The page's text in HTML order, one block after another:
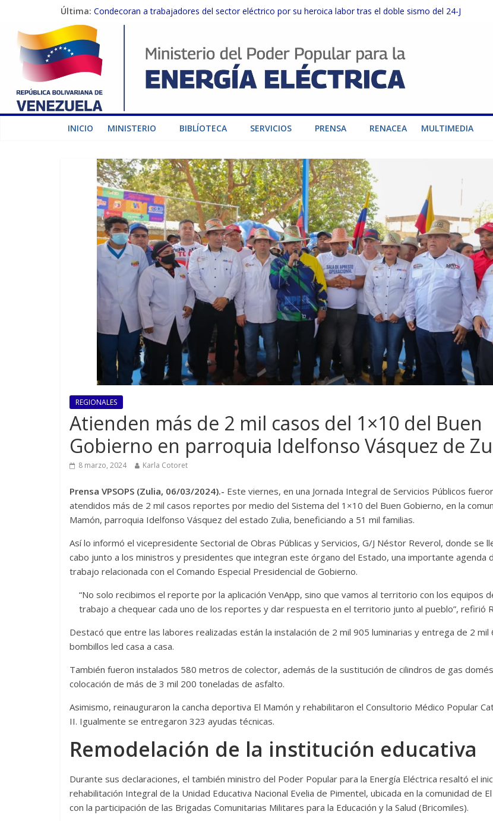
Última: Condecoran a trabajadores del sector eléctrico por su heroica labor tras el doble sismo del 24-J
Gobierno Nacional coordina acciones con el sector privado para fortalecer el SEN ante el «Súper Niño»
Inspeccionan trabajos de rehabilitación en instalaciones del SEN en Carabobo
Gobierno Nacional activa plan preventivo para fortalecer el SEN ante el fenómeno de El Niño
Termocarabobo recupera el 50% de su capacidad de generación para fortalecer el SEN
INICIO MINISTERIO BIBLÍOTECA SERVICIOS PRENSA RENACEA MULTIMEDIA
REGIONALES
Atienden más de 2 mil casos del 1×10 del Buen
Gobierno en parroquia Idelfonso Vásquez de
8 marzo, 2024 Karla Cotoret
Prensa VPSOPS (Zulia, 06/03/2024).- Este viernes, en una Jornada Integral de Servicios Públicos
atendidos más de 2 mil casos reportes por medio del Sistema del 1×10 del Buen Gobierno, en la
Mamón, parroquia Idelfonso Vásquez del estado Zulia, beneficiando a 51 mil familias.
Así lo informó el vicepresidente Sectorial de Obras Públicas y Servicios, G/J Néstor Reverol, donde se
cabo junto a los ministros y presidentes que integran este órgano del Estado, una importante agenda
trabajo relacionada con el Comando Especial Presidencial de Gobierno.
“No solo recibimos el reporte por la aplicación VenApp, sino que vamos al territorio con los equipos
trabajo a chequear cada uno de los reportes y dar respuesta en el territorio junto al pueblo”, refirió
Destacó que entre las labores realizadas están la instalación de 2 mil 905 luminarias y entrega de 2 mil
bombillos led casa a casa.
También fueron instalados 580 metros de colector, además de la sustitución de cilindros de gas
colocación de más de 3 mil 200 toneladas de asfalto.
Asimismo, reinauguraron la cancha deportiva El Mamón y rehabilitaron el Consultorio Médico Popular
II. Igualmente se entregaron 323 ayudas técnicas.
Remodelación de la institución educativa
Durante sus declaraciones, el también ministro del Poder Popular para la Energía Eléctrica resaltó el
rehabilitación Integral de la Unidad Educativa Nacional Evelia de Pimentel, ubicada en la comunidad de
con la participación de las Brigadas Comunitarias Militares para la Educación y la Salud (Bricomiles).